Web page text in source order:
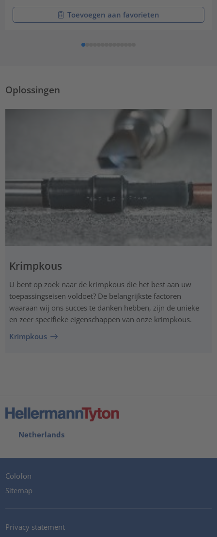
Toevoegen aan favorieten
Oplossingen
Krimpkous
U bent op zoek naar de krimpkous die het best aan uw
toepassingseisen voldoet? De belangrijkste factoren
waaraan wij ons succes te danken hebben, zijn de unieke
en zeer specifieke eigenschappen van onze krimpkous.
Krimpkous
Netherlands
Colofon
Sitemap
Privacy statement